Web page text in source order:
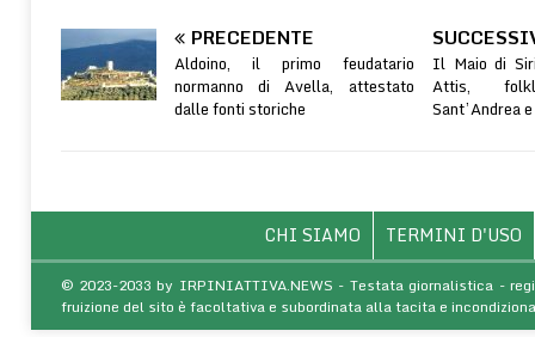
PRECEDENTE
Aldoino, il primo feudatario
normanno di Avella, attestato
dalle fonti storiche
Il Maio di
Attis,
Sant’Andrea
CHI SIAMO TERMINI D'USO
© 2023-2033 by IRPINIATTIVA.NEWS - Testata giornalistica -
fruizione del sito è facoltativa e subordinata alla tacita e